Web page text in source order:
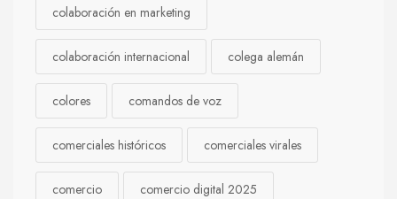
colaboración en marketing
colaboración internacional colega alemán
colores comandos de voz
comerciales históricos comerciales virales
comercio comercio digital 2025